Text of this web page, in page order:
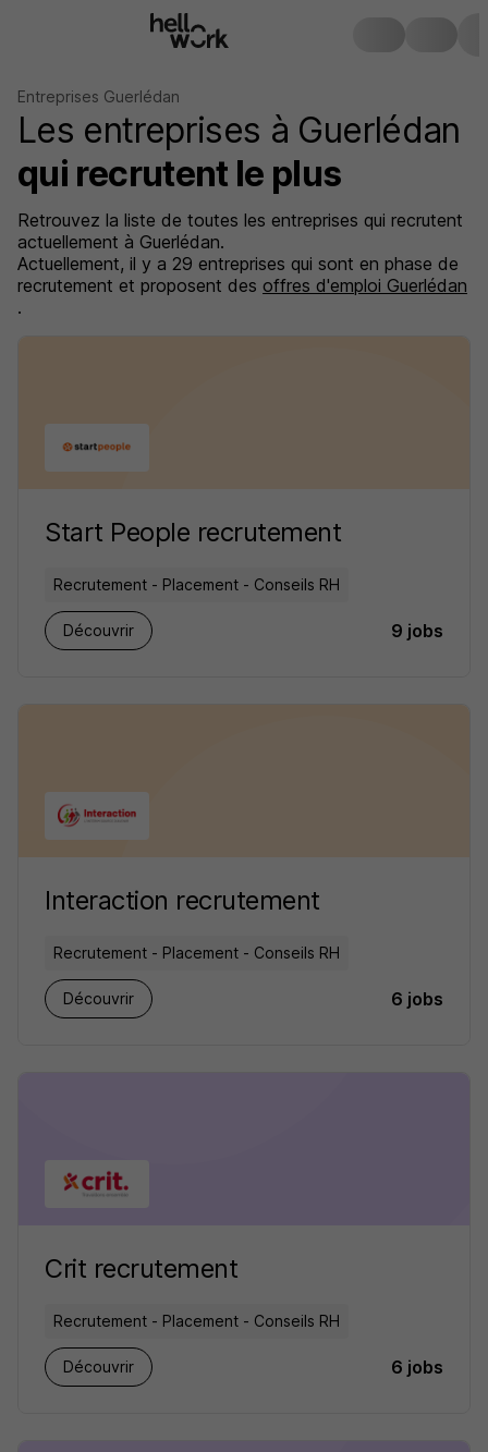
Entreprises Guerlédan
Les entreprises à Guerlédan
qui recrutent le plus
Retrouvez la liste de toutes les entreprises qui recrutent
actuellement à Guerlédan.
Actuellement, il y a 29 entreprises qui sont en phase de
recrutement et proposent des offres d'emploi Guerlédan
.
Start People recrutement
Recrutement - Placement - Conseils RH
Découvrir 9 jobs
Interaction recrutement
Recrutement - Placement - Conseils RH
Découvrir 6 jobs
Crit recrutement
Recrutement - Placement - Conseils RH
Découvrir 6 jobs